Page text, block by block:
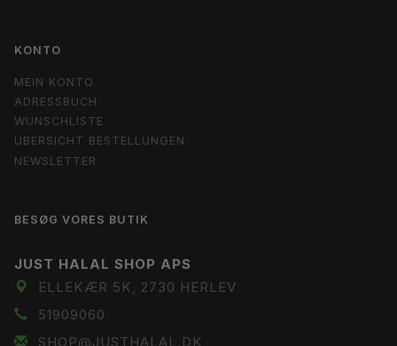
KONTO
MEIN KONTO
ADRESSBUCH
WUNSCHLISTE
ÜBERSICHT BESTELLUNGEN
NEWSLETTER
BESØG VORES BUTIK
JUST HALAL SHOP APS
ELLEKÆR 5K, 2730 HERLEV
51909060
SHOP@JUSTHALAL.DK